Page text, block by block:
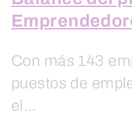
Con más 143
puestos de
el…